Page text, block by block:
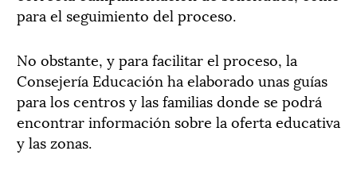
para el seguimiento del proceso.
No obstante, y para facilitar el proceso, la
Consejería Educación ha elaborado unas guías
para los centros y las familias donde se podrá
encontrar información sobre la oferta educativa
y las zonas.